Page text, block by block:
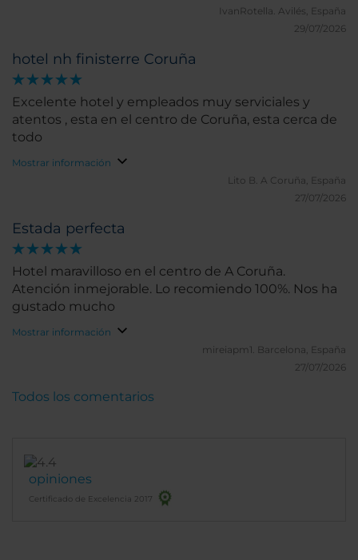
estancia muy fácil y tranquila. Son cercanos y muy
profesionales y esto es mérito de su director y de su
hotel es tiene una elegancia sobria y muy
destacada y sus habitaciones son amplias y con
vistas maravillosas del puerto y la ciudad de la
Coruña. Quiero destacar el desayuno, de enorme
variedad y criterio para cubrir cualquier deseo o
Solana y sus piscinas hacen que la experiencia sea
casi tan completa como si fuese un resort de lujo,
IvanRotella. Avilés, España
29/07/2026
hotel nh finisterre Coruña
Excelente hotel y empleados muy serviciales y
atentos , esta en el centro de Coruña, esta cerca de
todo
Mostrar información
Lito B. A Coruña, España
27/07/2026
Estada perfecta
Hotel maravilloso en el centro de A Coruña.
Atención inmejorable. Lo recomiendo 100%. Nos ha
gustado mucho
Mostrar información
mireiapm1. Barcelona, España
27/07/2026
opiniones
Certificado de Excelencia 2017
Todos los comentarios